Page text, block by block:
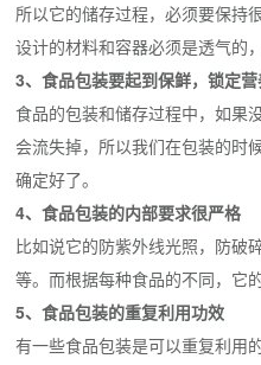
所以它的储存过程，必须要保持
设计的材料和容器必须是透气的
3、食品包装要起到保鲜，锁定
食品的包装和储存过程中，如果
会流失掉，所以我们在包装的时
确定好了。
4、食品包装的内部要求很严格
比如说它的防紫外线光照，防破
等。而根据每种食品的不同，它
5、食品包装的重复利用功效
有一些食品包装是可以重复利用